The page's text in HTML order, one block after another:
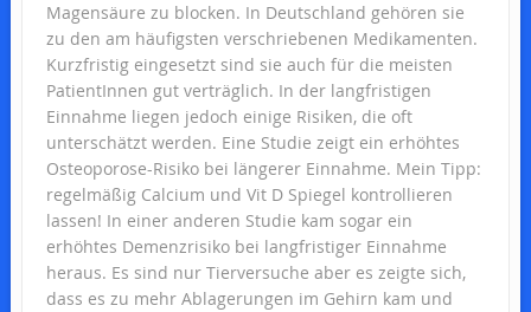
Magensäure zu blocken. In Deutschland gehören sie
zu den am häufigsten verschriebenen Medikamenten.
Kurzfristig eingesetzt sind sie auch für die meisten
PatientInnen gut verträglich. In der langfristigen
Einnahme liegen jedoch einige Risiken, die oft
unterschätzt werden. Eine Studie zeigt ein erhöhtes
Osteoporose-Risiko bei längerer Einnahme. Mein Tipp:
regelmäßig Calcium und Vit D Spiegel kontrollieren
lassen! In einer anderen Studie kam sogar ein
erhöhtes Demenzrisiko bei langfristiger Einnahme
heraus. Es sind nur Tierversuche aber es zeigte sich,
dass es zu mehr Ablagerungen im Gehirn kam und